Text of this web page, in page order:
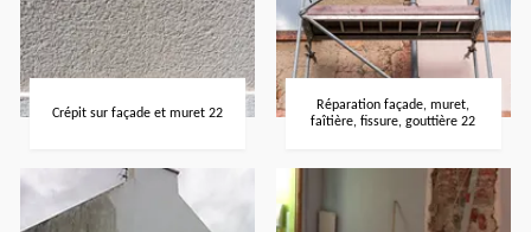
Crépit sur façade et muret 22
Réparation façade, muret,
faîtière, fissure, gouttière 22